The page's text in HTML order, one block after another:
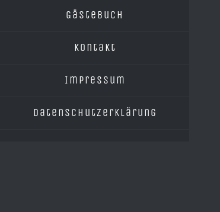
Gästebuch
Kontakt
Impressum
Datenschutzerklärung